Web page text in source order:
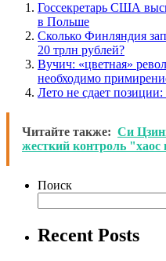
Госсекретарь США
в Польше
Сколько Финляндия
20 трлн рублей?
Вучич: «цветная»
необходимо
Лето не сдает
Читайте также: Си
жесткий контроль "хаос
Поиск
Recent Posts